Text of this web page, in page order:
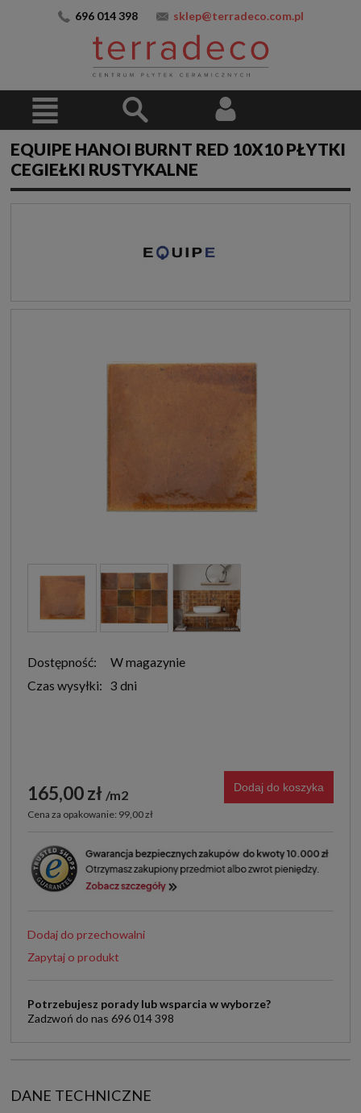
696 014 398 sklep@terradeco.com.pl
EQUIPE HANOI BURNT RED 10X10 PŁYTKI
CEGIEŁKI RUSTYKALNE
Dostępność:
W magazynie
Czas wysyłki: 3 dni
165,00 zł m2
Cena za opakowanie: 99,00 zł
Dodaj do koszyka
Dodaj do przechowalni
Zapytaj o produkt
Potrzebujesz porady lub wsparcia w wyborze?
Zadzwoń do nas 696 014 398
DANE TECHNICZNE